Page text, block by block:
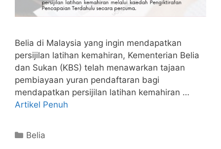
Belia di Malaysia yang ingin mendapatkan
persijilan latihan kemahiran, Kementerian Belia
dan Sukan (KBS) telah menawarkan tajaan
pembiayaan yuran pendaftaran bagi
mendapatkan persijilan latihan kemahiran …
Artikel Penuh
Categories
Belia